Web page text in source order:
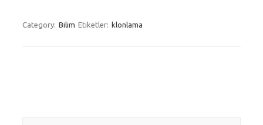
Category: Bilim Etiketler: klonlama